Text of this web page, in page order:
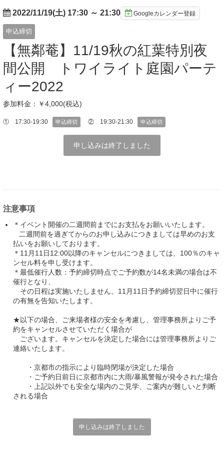
2022/11/19(土) 17:30 ～ 21:30 Googleカレンダー登録
申込締切
【無鄰菴】11/19秋の紅葉特別夜
間公開 トワイライト庭園パーテ
ィー2022
参加料金：￥4,000(税込)
① 17:30-19:30 申込締切 ② 19:30-21:30 申込締切
申し込みは終了しました
注意事項
＊イベント開催の二週間前までにお支払をお願いいたします。
二週間前を過ぎてからのお申し込みにつきましては早めのお支
払いをお願いしております。
＊11月11日12:00以降のキャンセルにつきましては、100％のキャ
ンセル料を申し受けます。
＊最低催行人数：予約締切時点でご予約数が14名未満の場合は不
催行となり、
その日程は実施いたしません。11月11日予約締切翌日中に催行
の有無を告知いたします。
★以下の場合、ご来場者様の安全を考慮し、管理事務所よりご予
約をキャンセルさせていただく場合が
ございます。キャンセルを決定した場合には管理事務所よりご
連絡いたします。
・京都市の指示により臨時閉場が決定した場合
・ご予約日前日に京都市内に大雨/暴風警報が発令された場合
・上記以外でも安全な場内のご見学、ご案内が難しいと判断
される場合
申し込みは終了しました